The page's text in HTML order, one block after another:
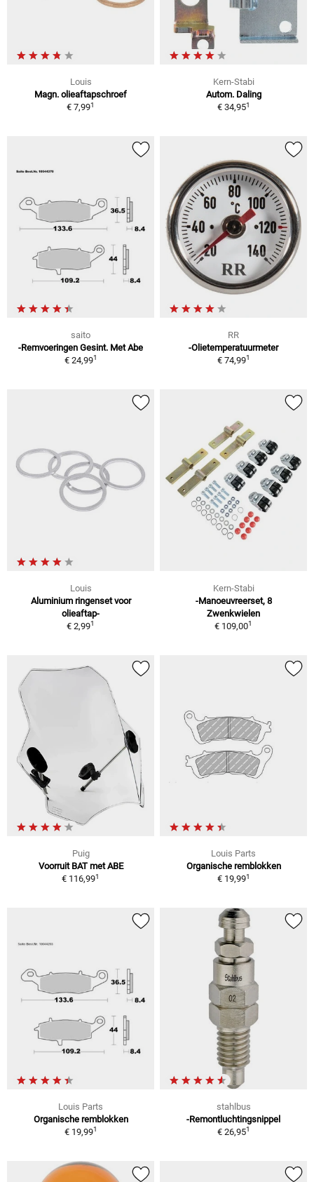
Louis
Magn. olieaftapschroef
€ 7,991
Kern-Stabi
Autom. Daling
€ 34,951
saito
-Remvoeringen Gesint. Met Abe
€ 24,991
RR
-Olietemperatuurmeter
€ 74,991
Louis
Aluminium ringenset voor
olieaftap-
€ 2,991
Kern-Stabi
-Manoeuvreerset, 8
Zwenkwielen
€ 109,001
Puig
Voorruit BAT met ABE
€ 116,991
Louis Parts
Organische remblokken
€ 19,991
Louis Parts
Organische remblokken
€ 19,991
stahlbus
-Remontluchtingsnippel
€ 26,951